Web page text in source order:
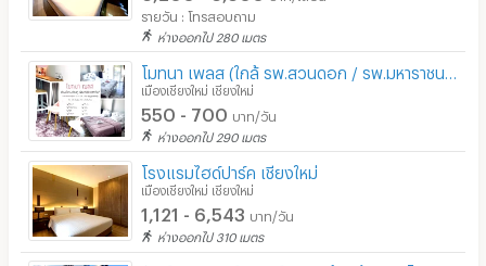
รายวัน : โทรสอบถาม
ห่างออกไป 280 เมตร
เมืองเชียงใหม่ เชียงใหม่
550 - 700 บาท/วัน
ห่างออกไป 290 เมตร
โรงแรมไฮด์ปาร์ค เชียงใหม่
เมืองเชียงใหม่ เชียงใหม่
1,121 - 6,543 บาท/วัน
ห่างออกไป 310 เมตร